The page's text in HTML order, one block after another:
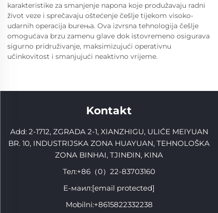
karakteristike za smanjenje napona koje produžavaju radni
život veze i sprečavaju oštećenje češlje tijekom visoko-
udarnih operacija bureњa. Ova izvrsna tehnologija češlje
omogućava brzu zamenu glave dok istovremeno osigurava
sigurno pridruživanje, maksimizujući operativnu
učinkovitost i smanjujući neaktivno vrijeme.
Kontakt
Add: 2-1712, ZGRADA 2-1, XIANZHIGU, ULIĆE MEIYUAN
BR. 10, INDUSTRIJSKA ZONA HUAYUAN, TEHNOLOŠKA
ZONA BINHAI, TJINĐIN, KINA
Тел:+86（0）22-83703160
Е-маил:[email protected]
Mobilni:+8615822332238